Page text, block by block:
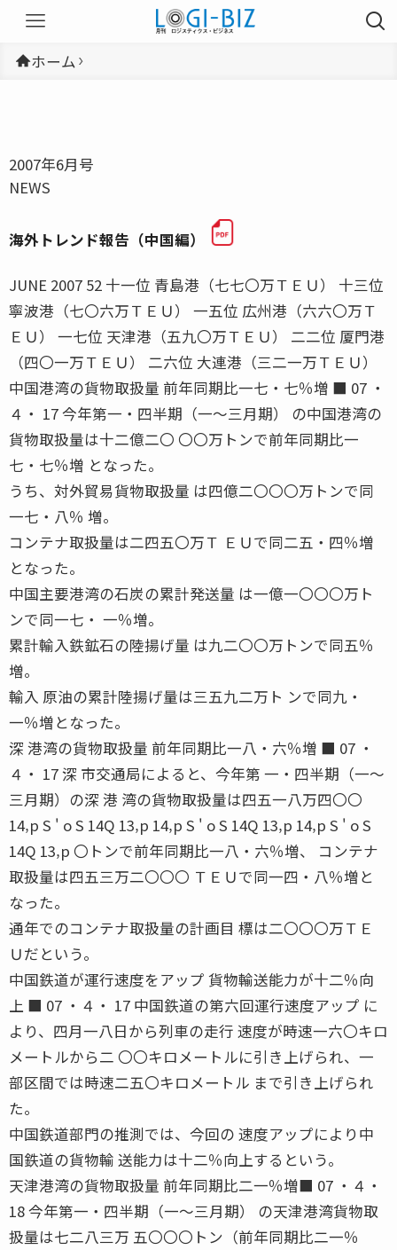
ホーム
2007年6月号
NEWS
海外トレンド報告（中国編）
JUNE 2007 52 十一位 青島港（七七〇万ＴＥＵ） 十三位
寧波港（七〇六万ＴＥＵ） 一五位 広州港（六六〇万Ｔ
ＥＵ） 一七位 天津港（五九〇万ＴＥＵ） 二二位 厦門港
（四〇一万ＴＥＵ） 二六位 大連港（三二一万ＴＥＵ）
中国港湾の貨物取扱量 前年同期比一七・七％増 ■ 07 ・
４・ 17 今年第一・四半期（一〜三月期） の中国港湾の
貨物取扱量は十二億二〇 〇〇万トンで前年同期比一
七・七％増 となった。
うち、対外貿易貨物取扱量 は四億二〇〇〇万トンで同
一七・八％ 増。
コンテナ取扱量は二四五〇万Ｔ ＥＵで同二五・四％増
となった。
中国主要港湾の石炭の累計発送量 は一億一〇〇〇万ト
ンで同一七・ 一％増。
累計輸入鉄鉱石の陸揚げ量 は九二〇〇万トンで同五％
増。
輸入 原油の累計陸揚げ量は三五九二万ト ンで同九・
一％増となった。
深 港湾の貨物取扱量 前年同期比一八・六％増 ■ 07 ・
４・ 17 深 市交通局によると、今年第 一・四半期（一〜
三月期）の深 港 湾の貨物取扱量は四五一八万四〇〇
14‚p S ' o S 14Q 13‚p 14‚p S ' o S 14Q 13‚p 14‚p S ' o S
14Q 13‚p 〇トンで前年同期比一八・六％増、 コンテナ
取扱量は四五三万二〇〇〇 ＴＥＵで同一四・八％増と
なった。
通年でのコンテナ取扱量の計画目 標は二〇〇〇万ＴＥ
Ｕだという。
中国鉄道が運行速度をアップ 貨物輸送能力が十二％向
上 ■ 07 ・４・ 17 中国鉄道の第六回運行速度アップ に
より、四月一八日から列車の走行 速度が時速一六〇キロ
メートルから二 〇〇キロメートルに引き上げられ、一
部区間では時速二五〇キロメートル まで引き上げられ
た。
中国鉄道部門の推測では、今回の 速度アップにより中
国鉄道の貨物輸 送能力は十二％向上するという。
天津港湾の貨物取扱量 前年同期比二一％増■ 07 ・４・
18 今年第一・四半期（一〜三月期） の天津港湾貨物取
扱量は七二八三万 五〇〇〇トン（前年同期比二一％